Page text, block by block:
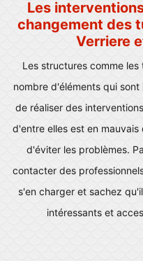
Les
changement des
Verriere
Les structures comme
nombre d'éléments qui
de réaliser des
d'entre elles est en
d'éviter les problèmes.
contacter des
s'en charger et sachez
intéressants et